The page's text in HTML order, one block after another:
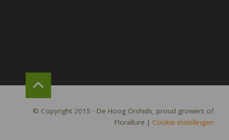
© Copyright 2015 - De Hoog Orchids, proud growers of
Florallure | Cookie instellingen